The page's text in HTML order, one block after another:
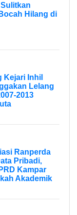
Hilang di
Kejari Inhil
Lelang
2013
Ranperda
Pribadi,
Kampar
Akademik